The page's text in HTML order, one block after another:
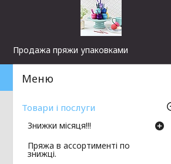
Продажа пряжи упаковками
Товари і послуги
Знижки місяця!!!
Пряжа в ассортименті по
знижці.